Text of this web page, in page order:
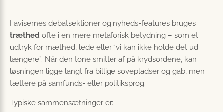
I avisernes debatsektioner og nyheds-features bruges
træthed ofte i en mere metaforisk betydning – som et
udtryk for mæthed, lede eller “vi kan ikke holde det ud
længere”. Når den tone smitter af på krydsordene, kan
løsningen ligge langt fra billige sovepladser og gab, men
tættere på samfunds- eller politiksprog.
Typiske sammensætninger er: